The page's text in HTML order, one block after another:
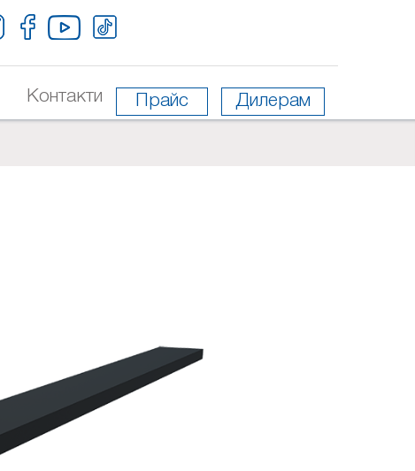
Контакти Прайс Дилерам